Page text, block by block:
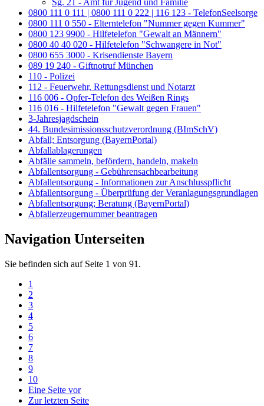
Sg. 21 - Amt für Jugend und Familie
0800 111 0 111 | 0800 111 0 222 | 116 123 - TelefonSeelsorge
0800 111 0 550 - Elterntelefon "Nummer gegen Kummer"
0800 123 9900 - Hilfetelefon "Gewalt an Männern"
0800 40 40 020 - Hilfetelefon "Schwangere in Not"
0800 655 3000 - Krisendienste Bayern
089 19 240 - Giftnotruf München
110 - Polizei
112 - Feuerwehr, Rettungsdienst und Notarzt
116 006 - Opfer-Telefon des Weißen Rings
116 016 - Hilfetelefon "Gewalt gegen Frauen"
3-Jahresjagdschein
44. Bundesimissionsschutzverordnung (BImSchV)
Abfall; Entsorgung (BayernPortal)
Abfallablagerungen
Abfälle sammeln, befördern, handeln, makeln
Abfallentsorgung - Gebührensachbearbeitung
Abfallentsorgung - Informationen zur Anschlusspflicht
Abfallentsorgung - Überprüfung der Veranlagungsgrundlagen
Abfallentsorgung; Beratung (BayernPortal)
Abfallerzeugernummer beantragen
Navigation Unterseiten
Sie befinden sich auf Seite 1 von 91.
1
2
3
4
5
6
7
8
9
10
Eine Seite vor
Zur letzten Seite